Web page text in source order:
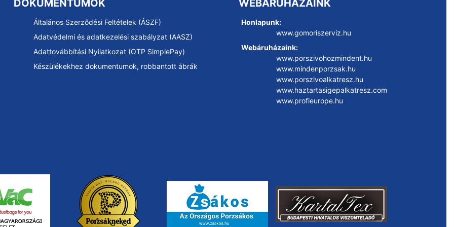
DOKUMENTUMOK
Általános Szerződési Feltételek (ÁSZF)
Adatvédelmi és adatkezelési szabályzat (AASZ)
Adattovábbítási Nyilatkozat (OTP SimplePay)
Készülékekhez dokumentumok, robbantott ábrák
WEBÁRUHÁZAINK
Honlapunk:
www.gomoriszerviz.hu
Webáruházaink:
www.porszivohozmindent.hu
www.mindenporzsak.hu
www.porszivoalkatresz.hu
www.haztartasigepalkatresz.com
www.profieurope.hu